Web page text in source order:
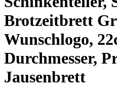
Brotzeitbrett
Wunschlogo,
Durchmesser,
Jausenbrett